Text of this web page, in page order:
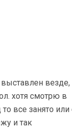
везде,
хотя смотрю в
все занято или
и так